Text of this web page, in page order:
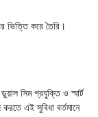
ভিত্তি করে তৈরি।
সিম প্রযুক্তি ও স্মার্ট
এই সুবিধা বর্তমানে